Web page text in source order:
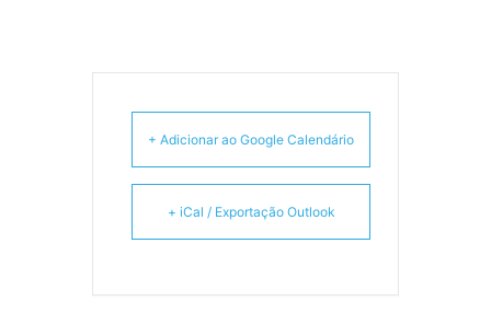
+ Adicionar ao Google Calendário
+ iCal / Exportação Outlook